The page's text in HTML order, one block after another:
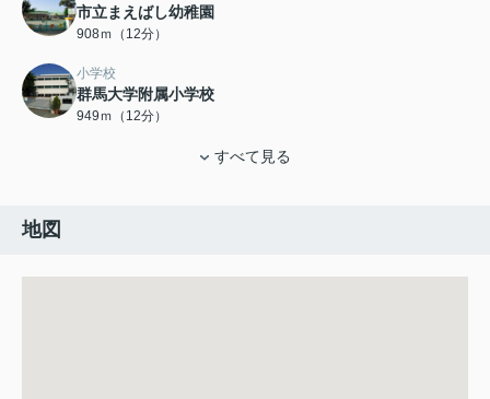
市立まえばし幼稚園
908ｍ（12分）
小学校
群馬大学附属小学校
949ｍ（12分）
すべて見る
地図